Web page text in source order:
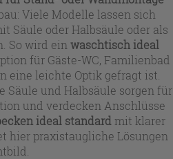
Viele Modelle lassen sich
Säule oder Halbsäule oder als
So wird ein waschtisch ideal
für Gäste-WC, Familienbad
eine leichte Optik gefragt ist.
Säule und Halbsäule sorgen für
und verdecken Anschlüsse
ideal standard mit klarer
hier praxistaugliche Lösungen